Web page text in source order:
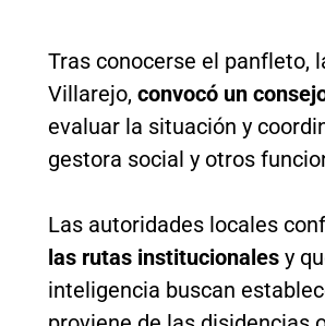
Tras conocerse el panfleto,
Villarejo, convocó un
evaluar la situación y
gestora social y otros
Las autoridades locales
las rutas institucionales y
inteligencia buscan